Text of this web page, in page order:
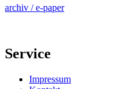
archiv / e-paper
Service
Impressum